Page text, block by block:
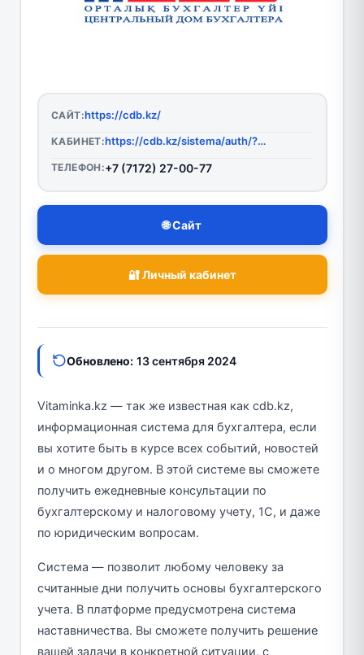
САЙТ:https://cdb.kz/
КАБИНЕТ: https://cdb.kz/sistema/auth/?backurl=/
ТЕЛЕФОН:+7 (7172) 27-00-77
🌐 Сайт
🔐 Личный кабинет
Обновлено: 13 сентября 2024
Vitaminka.kz — так же известная как cdb.kz,
информационная система для бухгалтера, если
вы хотите быть в курсе всех событий, новостей
и о многом другом. В этой системе вы сможете
получить ежедневные консультации по
бухгалтерскому и налоговому учету, 1С, и даже
по юридическим вопросам.
Система — позволит любому человеку за
считанные дни получить основы бухгалтерского
учета. В платформе предусмотрена система
наставничества. Вы сможете получить решение
вашей задачи в конкретной ситуации, с